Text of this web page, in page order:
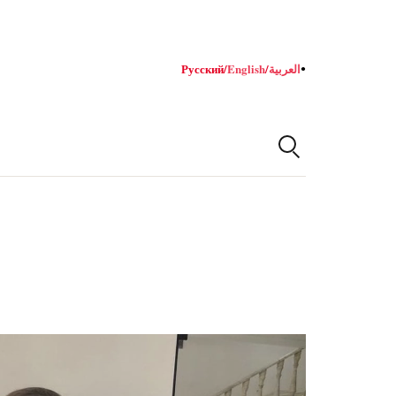
Русский/English/العربية●